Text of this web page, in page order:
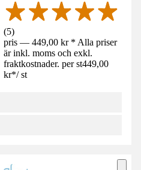
(5)
pris — 449,00 kr * Alla priser
är inkl. moms och exkl.
fraktkostnader. per st449,00
kr*/ st